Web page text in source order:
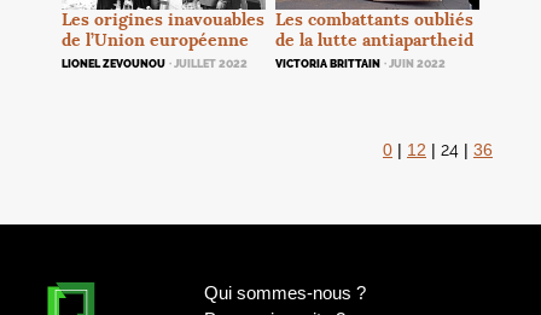
Les origines inavouables
de l’Union européenne
LIONEL ZEVOUNOU · JUILLET 2022
Les combattants oubliés
de la lutte antiapartheid
VICTORIA BRITTAIN · JUIN 2022
0 12 24 36
Qui sommes-nous ?